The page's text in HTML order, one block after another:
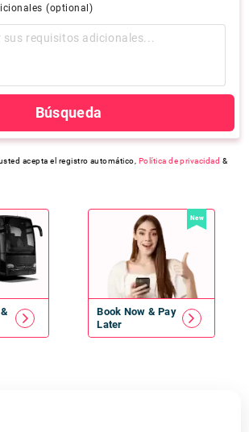
(optional)
Búsqueda
acepta el registro automático, Política de privacidad &
&
New
Book Now & Pay
Later